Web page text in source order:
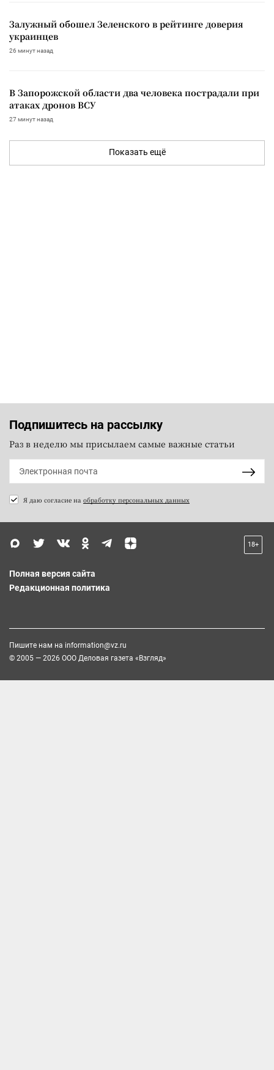
Залужный обошел Зеленского в рейтинге доверия
украинцев
26 минут назад
В Запорожской области два человека пострадали при
атаках дронов ВСУ
27 минут назад
Показать ещё
Подпишитесь на рассылку
Раз в неделю мы присылаем самые важные статьи
Я даю согласие на обработку персональных данных
18+
Полная версия сайта
Редакционная политика
Пишите нам на information@vz.ru
© 2005 — 2026 ООО Деловая газета «Взгляд»